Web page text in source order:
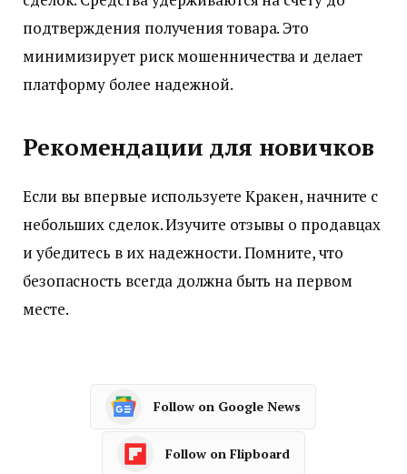
подтверждения получения товара. Это
минимизирует риск мошенничества и делает
платформу более надежной.
Рекомендации для новичков
Если вы впервые используете Кракен, начните с
небольших сделок. Изучите отзывы о продавцах
и убедитесь в их надежности. Помните, что
безопасность всегда должна быть на первом
месте.
Follow on Google News
Follow on Flipboard